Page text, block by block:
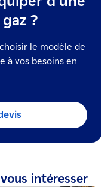
?
le modèle de
à vos besoins en
intéresser